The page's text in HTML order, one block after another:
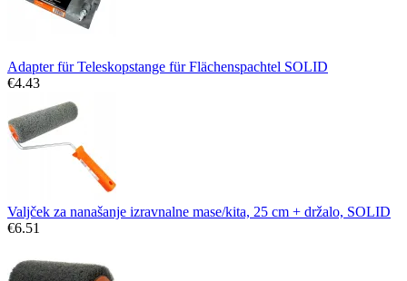
Adapter für Teleskopstange für Flächenspachtel SOLID
€4.43
Valjček za nanašanje izravnalne mase/kita, 25 cm + držalo, SOLID
€6.51